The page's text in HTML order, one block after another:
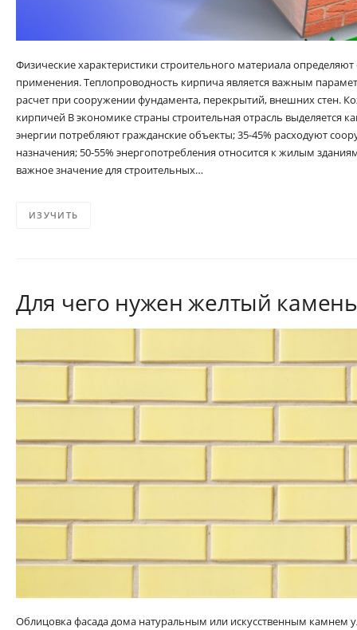
Физические характеристики строительного материала определяют
применения. Теплопроводность кирпича является важным
расчет при сооружении фундамента, перекрытий, внешних стен.
кирпичей В экономике страны строительная отрасль выделяется
энергии потребляют гражданские объекты; 35-45% расходуют
назначения; 50-55% энергопотребления относится к жилым
важное значение для строительных…
ИЗУЧИТЬ
Для чего нужен желтый камень
Облицовка фасада дома натуральным или искусственным камнем